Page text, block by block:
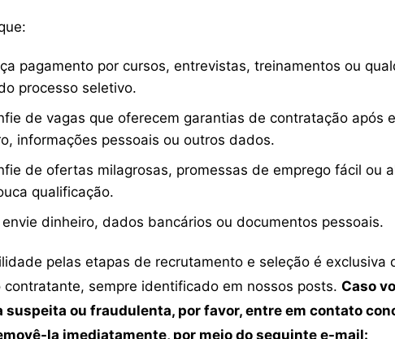
pagamento por cursos, entrevistas, treinamentos ou
processo seletivo.
de vagas que oferecem garantias de contratação após
informações pessoais ou outros dados.
de ofertas milagrosas, promessas de emprego fácil ou
qualificação.
dinheiro, dados bancários ou documentos pessoais.
pelas etapas de recrutamento e seleção é exclusiva
contratante, sempre identificado em nossos posts. Caso
suspeita ou fraudulenta, por favor, entre em contato
la imediatamente, por meio do seguinte e-mail: